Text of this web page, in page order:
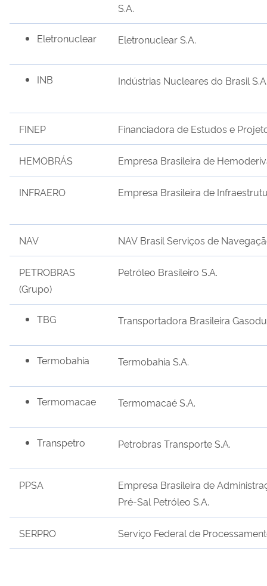
S.A.
Eletronuclear EletronuclearS.A.
INB Indústrias Nucleares do Brasil
FINEP Financiadora de Estudos e
HEMOBRÁS Empresa Brasileira de
INFRAERO Empresa Brasileira de
NAV NAV Brasil Serviços de N
PETROBRAS
(Grupo)
Petróleo Brasileiro S.A.
TBG Transportadora Brasileira
Termobahia Termobahia S.A.
Termomacae Termomacaé S.A.
Transpetro Petrobras Transporte S.A.
PPSA
Empresa Brasileira de
Pré-Sal Petróleo S.A.
SERPRO Serviço Federal de